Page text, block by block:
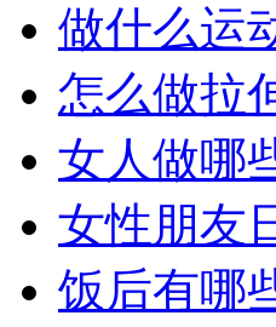
做什么运
怎么做拉
女人做哪
女性朋友
饭后有哪